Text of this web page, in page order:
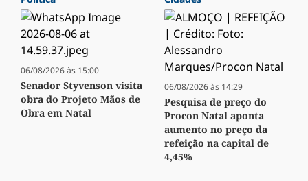
06/08/2026 às 15:00
Senador Styvenson visita
obra do Projeto Mãos de
Obra em Natal
06/08/2026 às 14:29
Pesquisa de preço do
Procon Natal aponta
aumento no preço da
refeição na capital de
4,45%